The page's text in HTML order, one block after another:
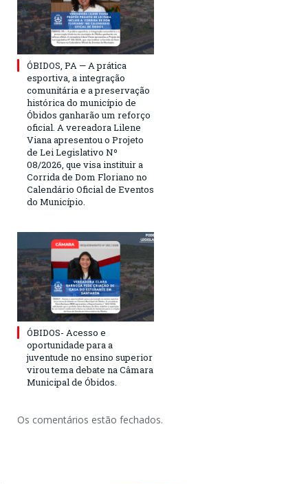
ÓBIDOS, PA — A prática
esportiva, a integração
comunitária e a preservação
histórica do município de
Óbidos ganharão um reforço
oficial. A vereadora Lilene
Viana apresentou o Projeto
de Lei Legislativo Nº
08/2026, que visa instituir a
Corrida de Dom Floriano no
Calendário Oficial de Eventos
do Município.
ÓBIDOS- Acesso e
oportunidade para a
juventude no ensino superior
virou tema debate na Câmara
Municipal de Óbidos.
Os comentários estão fechados.